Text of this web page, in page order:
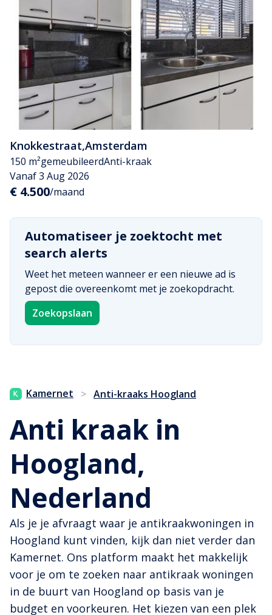
Knokkestraat,Amsterdam
150 m²gemeubileerdAnti-kraak
Vanaf 3 Aug 2026
€ 4.500/maand
Automatiseer je zoektocht met
search alerts
Weet het meteen wanneer er een nieuwe ad is
gepost die overeenkomt met je zoekopdracht.
Zoekopslaan
Kamernet > Anti-kraaks Hoogland
Anti kraak in
Hoogland,
Nederland
Als je je afvraagt waar je antikraakwoningen in
Hoogland kunt vinden, kijk dan niet verder dan
Kamernet. Ons platform maakt het makkelijk
voor je om te zoeken naar antikraak woningen
in de buurt van Hoogland op basis van je
budget en voorkeuren. Het kiezen van een plek